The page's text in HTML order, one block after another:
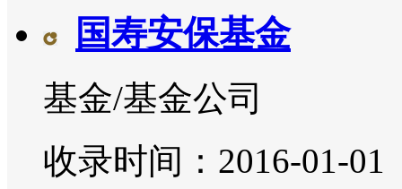
国寿安保基金
基金/基金公司
收录时间：2016-01-01